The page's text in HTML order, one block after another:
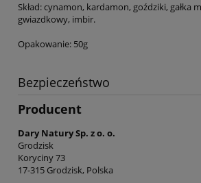
Skład: cynamon, kardamon, goździki, gałka
gwiazdkowy, imbir.
Opakowanie: 50g
Bezpieczeństwo
Producent
Dary Natury Sp. z o. o.
Grodzisk
Koryciny 73
17-315 Grodzisk, Polska